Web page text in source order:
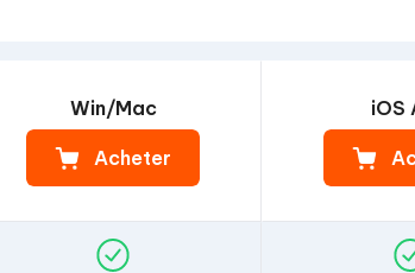
Win/Mac
Acheter
iOS